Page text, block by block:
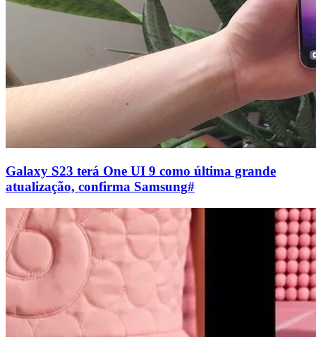
Galaxy S23 terá One UI 9 como última grande
atualização, confirma Samsung#